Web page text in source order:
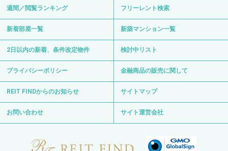
週間／閲覧ランキング フリーレント検索
新着部屋一覧 新築マンション一覧
2日以内の新着、条件改定物件 検討中リスト
プライバシーポリシー 金融商品の販売に関して
REIT FINDからのお知らせ サイトマップ
お問い合わせ サイト運営会社